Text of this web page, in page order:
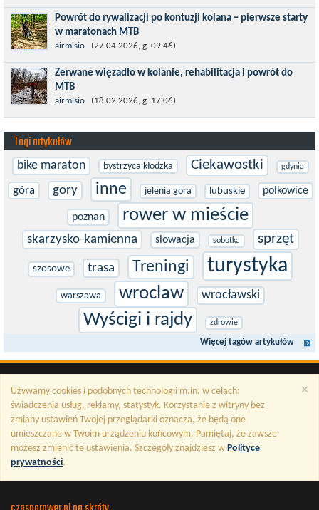
znacznie bardziej ambitnych wyzwań, jakimi są górskie wyścigi
MTB....
Powrót do rywalizacji po kontuzji kolana – pierwsze starty
w maratonach MTB
Prawdziwym testem po kontuzji kolana i uszkodzeniu więzadeł
jest powrót do sportowej rywalizacji. Podczas zawodów znikają
bariery,...
airmisio (27.04.2026, g. 09:46)
Zerwane więzadło w kolanie, rehabilitacja i powrót do
MTB
W sporcie nie ma kalkulacji, niezależnie od stopnia
zaawansowania. Trenujesz, startujesz w zawodach i chcesz po
prostu oddać się grze, dać z siebie...
airmisio (18.02.2026, g. 17:06)
Tagi artykułów
bike maraton bystrzyca kłodzka Ciekawostki gdynia
góra gory inne jelenia gora lubuskie polkowice
poznan rower w mieście
skarzysko-kamienna slowacja sobotka sprzęt
szosowe trasa Treningi turystyka
warszawa wroclaw wrocławski
Wyścigi i rajdy zdrowie
Więcej tagów artykułów
×
Używamy cookies i podobnych technologii m.in. w celach:
świadczenia usług, reklamy, statystyk. Korzystanie z witryny bez
zmiany ustawień Twojej przeglądarki oznacza, że będą one
umieszczane w Twoim urządzeniu końcowym. Pamiętaj, że zawsze
możesz zmienić te ustawienia. Szczegóły znajdziesz w Polityce
prywatności.